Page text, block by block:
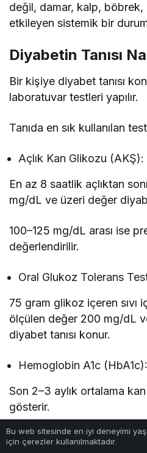
değil, damar, kalp,
etkileyen sistemik bir
Diyabetin Tanısı
Bir kişiye diyabet tanısı
laboratuvar testleri yapılır.
Tanıda en sık kullanılan
Açlık Kan Glikozu (AKŞ):
En az 8 saatlik açlıktan
mg/dL ve üzeri değer
100–125 mg/dL arası ise
değerlendirilir.
Oral Glukoz Tolerans
75 gram glikoz içeren sıvı
ölçülen değer 200 mg/dL
diyabet tanısı konur.
Hemoglobin A1c (HbA1c):
Son 2–3 aylık ortalama
gösterir.
%6.5 ve üzeri değerler
Bu web sitesinde en iyi deneyimi
için çerezler kullanılmaktadır.